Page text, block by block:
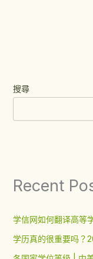
搜尋
Recent
学信网如何翻译高等
学历真的很重要吗？